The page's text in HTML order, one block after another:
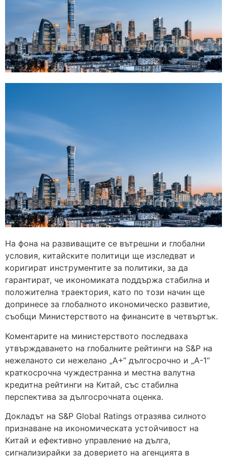
На фона на развиващите се вътрешни и глобални
условия, китайските политици ще изследват и
коригират инструментите за политики, за да
гарантират, че икономиката поддържа стабилна и
положителна траектория, като по този начин ще
допринесе за глобалното икономическо развитие,
съобщи Министерството на финансите в четвъртък.
Коментарите на министерството последваха
утвърждаването на глобалните рейтинги на S&P на
нежеланото си нежелано „A+“ дългосрочно и „A-1“
краткосрочна чуждестранна и местна валутна
кредитна рейтинги на Китай, със стабилна
перспектива за дългосрочната оценка.
Докладът на S&P Global Ratings отразява силното
признаване на икономическата устойчивост на
Китай и ефективно управление на дълга,
сигнализирайки за доверието на агенцията в